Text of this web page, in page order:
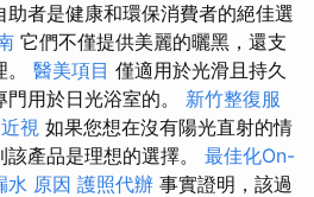
者是健康和環保消費者的絕佳選
它們不僅提供美麗的曬黑，還支
醫美項目 僅適用於光滑且持久
用於日光浴室的。 新竹整復服
近視 如果您想在沒有陽光直射的情
產品是理想的選擇。 最佳化On-
水 原因 護照代辦 事實證明，該過